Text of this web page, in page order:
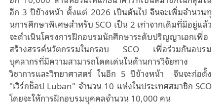
อีก 3 ปีข้างหน้า ตั้งแต่ 2026 เป็นต้นไป จีนจะเพิ่มจํานวนทุ
นการศึกษาพิเศษสําหรับ SCO เป็น 2 เท่าจากเดิมที่มีอยู่แล้ว
จะดำเนินโครงการฝึกอบรมนักศึกษาระดับปริญญาเอกเพื่อ
สร้างสรรค์นวัตกรรมในกรอบ SCO เพื่อร่วมกันอบรม
บุคลากรที่มีความสามารถโดดเด่นในด้านการวิจัยทาง
วิชาการและวิทยาศาสตร์ ในอีก 5 ปีข้างหน้า จีนจะก่อตั้ง
"เวิร์กช็อป Luban" จำนวน 10 แห่งในประเทศสมาชิก SCO
โดยจะให้การฝึกอบรมบุคคลจำนวน 10,000 คน